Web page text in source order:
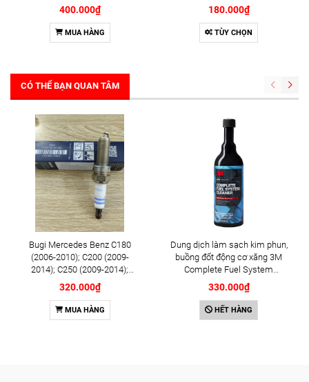
400.000₫
MUA HÀNG
180.000₫
TÙY CHỌN
CÓ THỂ BẠN QUAN TÂM
Bugi Mercedes Benz C180
(2006-2010); C200 (2009-
2014); C250 (2009-2014);
E250 (2009-2013); G500
(2008-2015); GL450 (2006-
2012), S500 (2005-2011);
SLK200 (2011-2015) chính
320.000₫
MUA HÀNG
Dung dịch làm sạch kim phun,
buồng đốt động cơ xăng 3M
Complete Fuel System
Cleaner 473ml (08813)
330.000₫
HẾT HÀNG